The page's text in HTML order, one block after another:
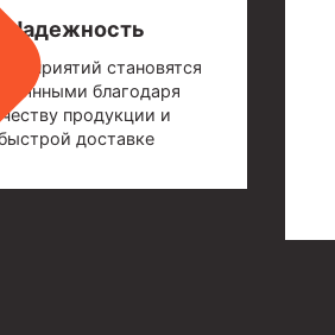
Надежность
становятся
благодаря
продукции и
доставке